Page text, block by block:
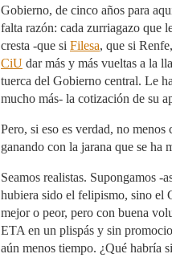
Gobierno, de cinco años para
falta razón: cada zurriagazo que
cresta -que si Filesa, que si
CiU dar más y más vueltas a la
tuerca del Gobierno central. Le
mucho más- la cotización de su
Pero, si eso es verdad, no
ganando con la jarana que se ha
Seamos realistas. Supongamos
hubiera sido el felipismo, sino el
mejor o peor, pero con buena
ETA en un plispás y sin
aún menos tiempo. ¿Qué habría